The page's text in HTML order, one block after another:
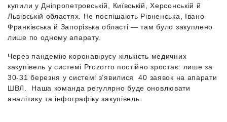
купили у Дніпропетровській, Київській, Херсонській й
Львівській областях. Не поспішають Рівненська, Івано-
Франківська й Запорізька області — там було закуплено
лише по одному апарату.
Через пандемію коронавірусу кількість медичних
закупівель у системі Prozorro постійно зростає: лише за
30-31 березня у системі з’явилися 40 заявок на апарати
ШВЛ. Наша команда регулярно буде оновлювати
аналітику та інфографіку закупівель.